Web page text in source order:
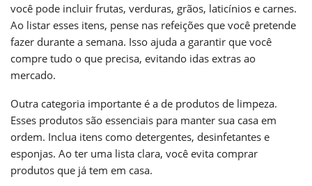
você pode incluir frutas, verduras, grãos, laticínios e carnes.
Ao listar esses itens, pense nas refeições que você pretende
fazer durante a semana. Isso ajuda a garantir que você
compre tudo o que precisa, evitando idas extras ao
mercado.
Outra categoria importante é a de produtos de limpeza.
Esses produtos são essenciais para manter sua casa em
ordem. Inclua itens como detergentes, desinfetantes e
esponjas. Ao ter uma lista clara, você evita comprar
produtos que já tem em casa.